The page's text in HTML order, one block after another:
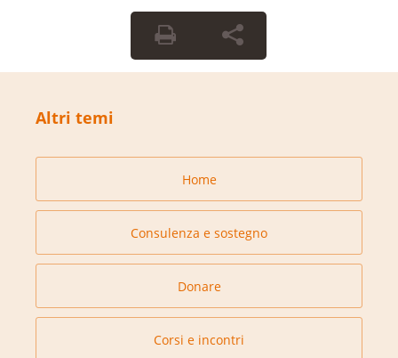
Altri temi
Home
Consulenza e sostegno
Donare
Corsi e incontri